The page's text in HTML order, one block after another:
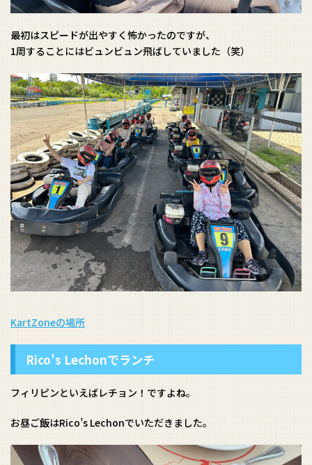
最初はスピードが出やすく怖かったのですが、
1周することにはビュンビュン飛ばしていました（笑）
KartZoneの場所
Rico’s Lechonでランチ
フィリピンといえばレチョン！ですよね。
お昼ご飯はRico’s Lechonでいただきました。